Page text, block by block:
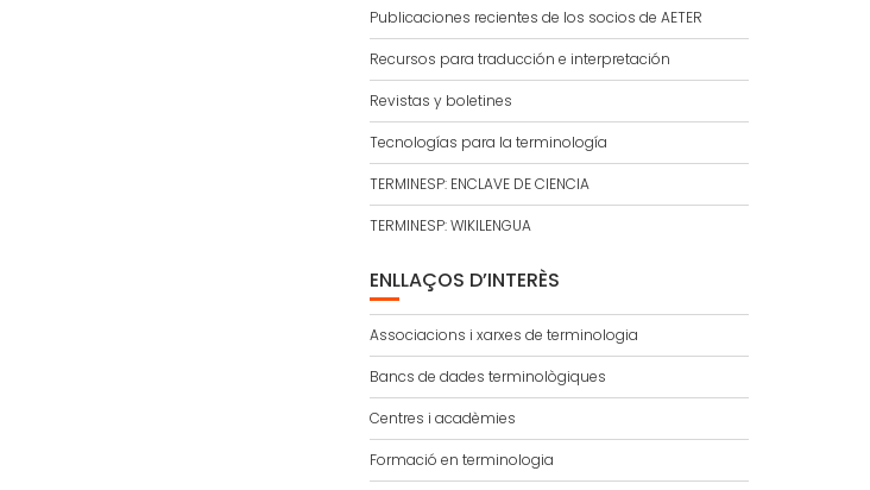
Publicaciones recientes de los socios de AETER
Recursos para traducción e interpretación
Revistas y boletines
Tecnologías para la terminología
TERMINESP: ENCLAVE DE CIENCIA
TERMINESP: WIKILENGUA
ENLLAÇOS D’INTERÈS
Associacions i xarxes de terminologia
Bancs de dades terminològiques
Centres i acadèmies
Formació en terminologia